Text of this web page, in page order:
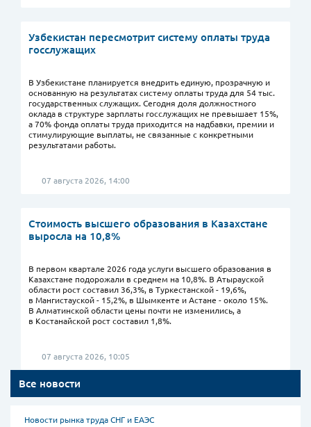
Все новости
Новости рынка труда СНГ и ЕАЭС
Узбекистан пересмотрит систему оплаты труда
госслужащих
В Узбекистане планируется внедрить единую, прозрачную и
основанную на результатах систему оплаты труда для 54 тыс.
государственных служащих. Сегодня доля должностного
оклада в структуре зарплаты госслужащих не превышает 15%,
а 70% фонда оплаты труда приходится на надбавки, премии и
стимулирующие выплаты, не связанные с конкретными
результатами работы.
07 августа 2026, 14:00
Стоимость высшего образования в Казахстане
выросла на 10,8%
В первом квартале 2026 года услуги высшего образования в
Казахстане подорожали в среднем на 10,8%. В Атырауской
области рост составил 36,3%, в Туркестанской - 19,6%,
в Мангистауской - 15,2%, в Шымкенте и Астане - около 15%.
В Алматинской области цены почти не изменились, а
в Костанайской рост составил 1,8%.
07 августа 2026, 10:05